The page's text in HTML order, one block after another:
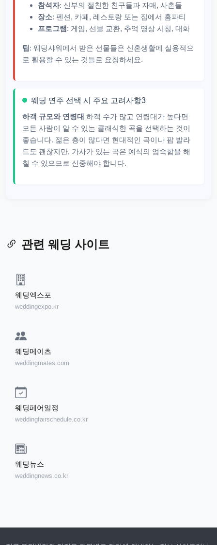
참석자: 신부의 절친한 친구들과 자매, 사촌들
장소: 펜션, 카페, 레스토랑 또는 집에서 홈파티
프로그램 : 게임, 선물 교환, 추억 영상 시청, 대화
팁 : 웨딩샤워에서 받은 선물들은 신혼생활에 실용적으
로 활용할 수 있는 것들로 요청하세요.
웨딩 연주 선택 시 주요 고려사항3
하객 규모와 연령대 하객 수가 많고 연령대가 높다면
모든 사람이 알 수 있는 클래식한 곡을 선택하는 것이
좋습니다. 젊은 층이 많다면 현대적인 곡이나 팝 발라
드도 괜찮지만, 가사가 있는 곡은 예식의 엄숙함을 해
칠 수 있으므로 신중해야 합니다.
관련 웨딩 사이트
웨딩엑스포
weddingexpo.kr
웨딩메이츠
weddingmates.com
웨딩페어일정
weddingfairschedule.co.kr
웨딩뉴스
weddingnews.co.kr